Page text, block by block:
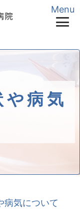
Menu
病気
病気について